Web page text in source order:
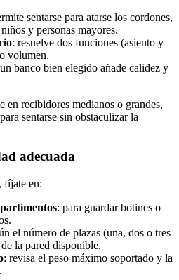
sentarse para atarse los cordones,
y personas mayores.
: resuelve dos funciones (asiento y
volumen.
banco bien elegido añade calidez y
en recibidores medianos o grandes,
sentarse sin obstaculizar la
adecuada
fíjate en:
: para guardar botines o
el número de plazas (una, dos o tres
la pared disponible.
: revisa el peso máximo soportado y la